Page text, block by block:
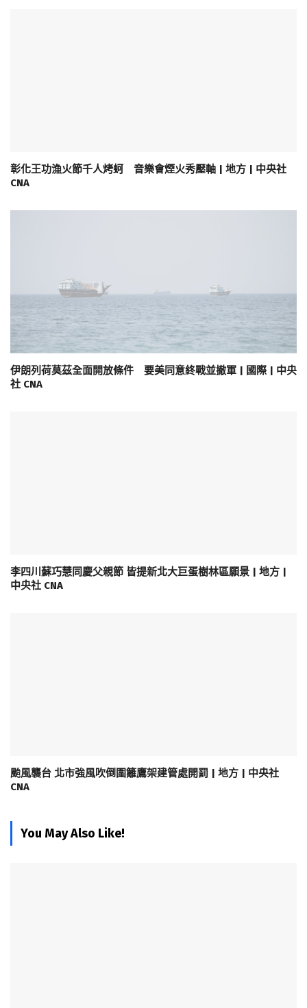
彰化王功漁火節千人烤蚵 音樂會煙火秀壓軸 | 地方 | 中央社
CNA
伊朗列荷莫茲全面開放條件 要美同意終戰並撤軍 | 國際 | 中央
社 CNA
李四川蘇巧慧同慶父親節 皆提新北大巨蛋樹林區願景 | 地方 |
中央社 CNA
颱風襲台 北市強風吹倒圍籬鷹架建管處開罰 | 地方 | 中央社
CNA
You May Also Like!